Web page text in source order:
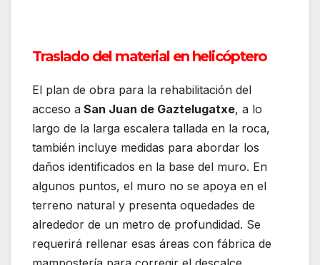
Traslado del material en helicóptero
El plan de obra para la rehabilitación del
acceso a San Juan de Gaztelugatxe, a lo
largo de la larga escalera tallada en la roca,
también incluye medidas para abordar los
daños identificados en la base del muro. En
algunos puntos, el muro no se apoya en el
terreno natural y presenta oquedades de
alrededor de un metro de profundidad. Se
requerirá rellenar esas áreas con fábrica de